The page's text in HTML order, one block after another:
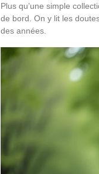
Plus qu’une simple
de bord. On y lit les
des années.